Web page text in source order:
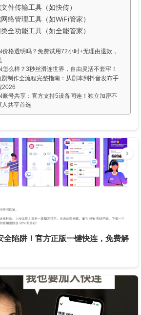
件传输工具（如快传）
络管理工具（如WiFi管家）
全功能工具（如全能管家）
价格透明吗？免费试用72小时+无理由退款，
怎么样？3秒丝滑连世界，自由灵活不套牢！
剧制作全流程完整指南：从剧本到抖音发布手
2026
账号共享：官方支持5设备同连！独立加密不
人共享首选
全陷阱！官方正版一键快连，免费解